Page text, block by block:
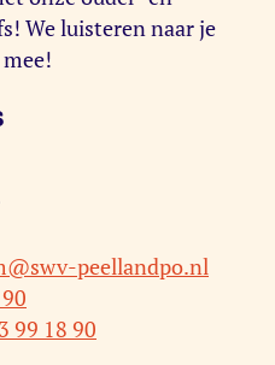
We luisteren naar je
peellandpo.nl
99 18 90